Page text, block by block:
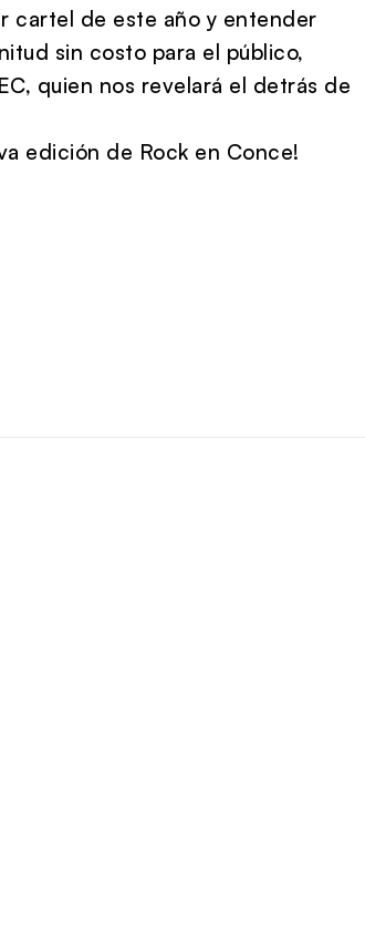
cartel de este año y entender
sin costo para el público,
quien nos revelará el detrás de
edición de Rock en Conce!